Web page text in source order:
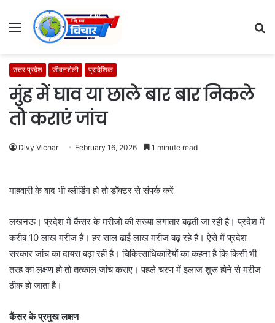
Menu
उत्तर प्रदेश जीवनशैली प्रादेशिक
मुंह में घाव या छाले बार बार निकले
तो कराएं जांच
Divy Vichar February 16, 2026 1 minute read
माहवारी के बाद भी ब्लीडिंग हो तो डॉक्टर से संपर्क करें
लखनऊ। प्रदेश में कैंसर के मरीजों की संख्या लगातार बढ़ती जा रही है। प्रदेश में
करीब 10 लाख मरीज हैं। हर साल ढाई लाख मरीज बढ़ रहे हैं। ऐसे में प्रदेश
सरकार जांच का दायरा बढ़ा रही है। चिकित्साधिकारियों का कहना है कि किसी भी
तरह का लक्षण हो तो तत्काल जांच कराए। पहले चरण में इलाज शुरू होने से मरीज
ठीक हो जाता है।
कैंसर के प्रमुख लक्षण